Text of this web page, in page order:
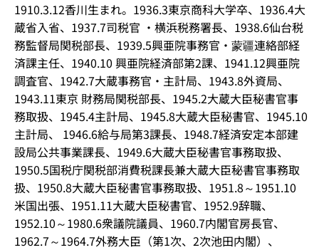
1910.3.12香川生まれ。1936.3東京商科大学卒、1936.4大
蔵省入省、1937.7司税官 ・横浜税務署長、1938.6仙台税
務監督局関税部長、1939.5興亜院事務官・蒙疆連絡部経
済課主任、1940.10 興亜院経済部第2課、1941.12興亜院
調査官、1942.7大蔵事務官・主計局、1943.8外資局、
1943.11東京 財務局関税部長、1945.2大蔵大臣秘書官事
務取扱、1945.4主計局、1945.8大蔵大臣秘書官、1945.10
主計局、 1946.6給与局第3課長、1948.7経済安定本部建
設局公共事業課長、1949.6大蔵大臣秘書官事務取扱、
1950.5国税庁関税部消費税課長兼大蔵大臣秘書官事務取
扱、1950.8大蔵大臣秘書官事務取扱、1951.8～1951.10
米国出張、1951.11大蔵大臣秘書官、1952.9辞職、
1952.10～1980.6衆議院議員、1960.7内閣官房長官、
1962.7～1964.7外務大臣（第1次、2次池田内閣）、